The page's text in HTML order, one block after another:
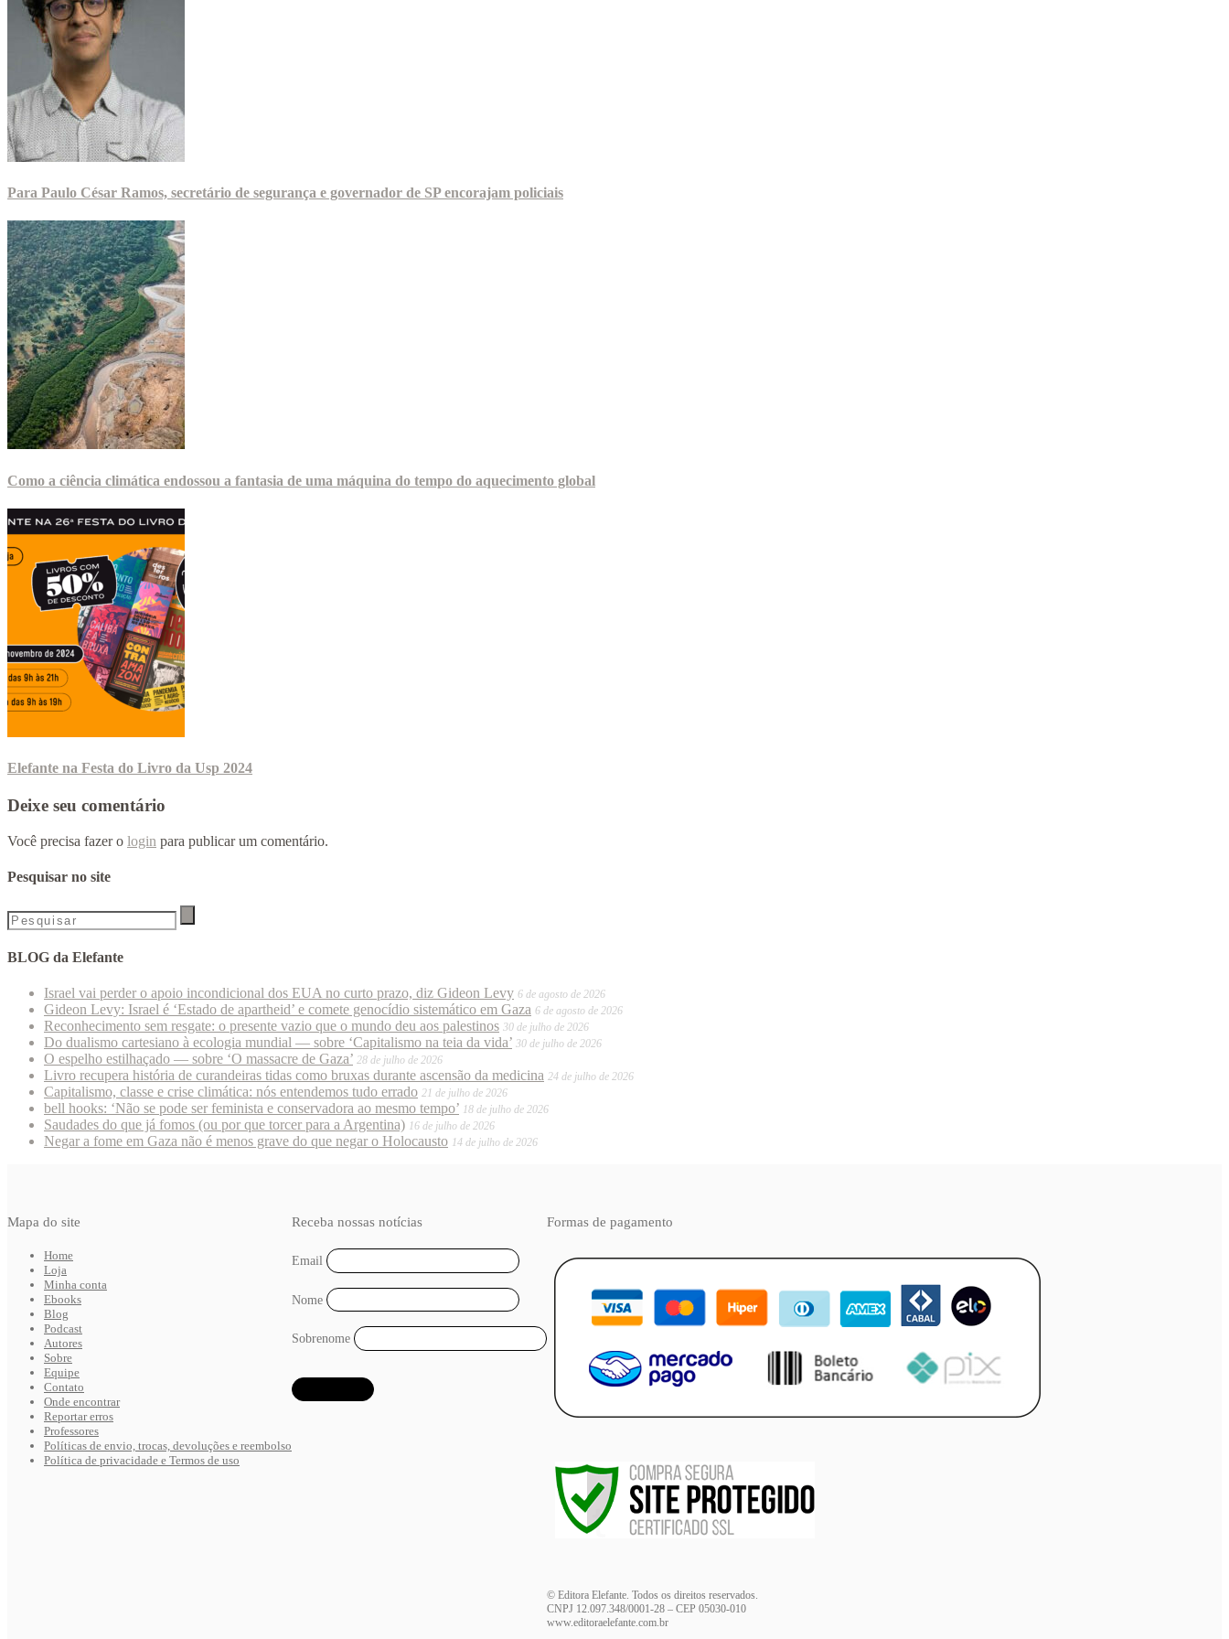
Para Paulo César Ramos, secretário de segurança e governador de SP encorajam policiais
Como a ciência climática endossou a fantasia de uma máquina do tempo do aquecimento global
Elefante na Festa do Livro da Usp 2024
Deixe seu comentário
Você precisa fazer o login para publicar um comentário.
Pesquisar no site
BLOG da Elefante
Israel vai perder o apoio incondicional dos EUA no curto prazo, diz Gideon Levy 6 de agosto de 2026
Gideon Levy: Israel é ‘Estado de apartheid’ e comete genocídio sistemático em Gaza 6 de agosto de 2026
Reconhecimento sem resgate: o presente vazio que o mundo deu aos palestinos 30 de julho de 2026
Do dualismo cartesiano à ecologia mundial — sobre ‘Capitalismo na teia da vida’ 30 de julho de 2026
O espelho estilhaçado — sobre ‘O massacre de Gaza’ 28 de julho de 2026
Livro recupera história de curandeiras tidas como bruxas durante ascensão da medicina 24 de julho de 2026
Capitalismo, classe e crise climática: nós entendemos tudo errado 21 de julho de 2026
bell hooks: ‘Não se pode ser feminista e conservadora ao mesmo tempo’ 18 de julho de 2026
Saudades do que já fomos (ou por que torcer para a Argentina) 16 de julho de 2026
Negar a fome em Gaza não é menos grave do que negar o Holocausto 14 de julho de 2026
Mapa do site
Home
Loja
Minha conta
Ebooks
Blog
Podcast
Autores
Sobre
Equipe
Contato
Onde encontrar
Reportar erros
Professores
Políticas de envio, trocas, devoluções e reembolso
Política de privacidade e Termos de uso
Receba nossas notícias
Email
Nome
Sobrenome
Formas de pagamento
© Editora Elefante. Todos os direitos reservados.
CNPJ 12.097.348/0001-28 – CEP 05030-010
www.editoraelefante.com.br